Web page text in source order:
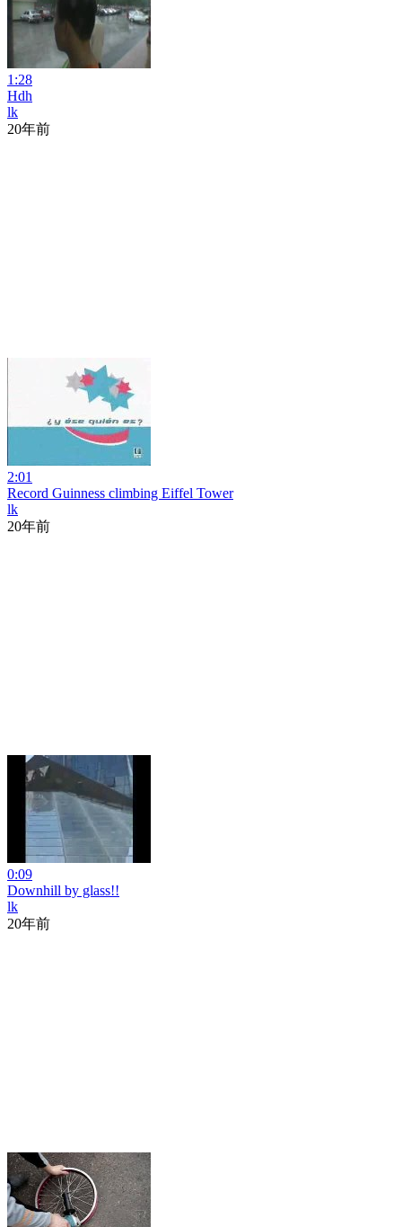
1:28
Hdh
lk
20年前
2:01
Record Guinness climbing Eiffel Tower
lk
20年前
0:09
Downhill by glass!!
lk
20年前